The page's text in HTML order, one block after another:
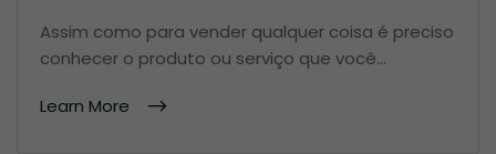
Assim como para vender qualquer coisa é preciso
conhecer o produto ou serviço que você…
Learn More